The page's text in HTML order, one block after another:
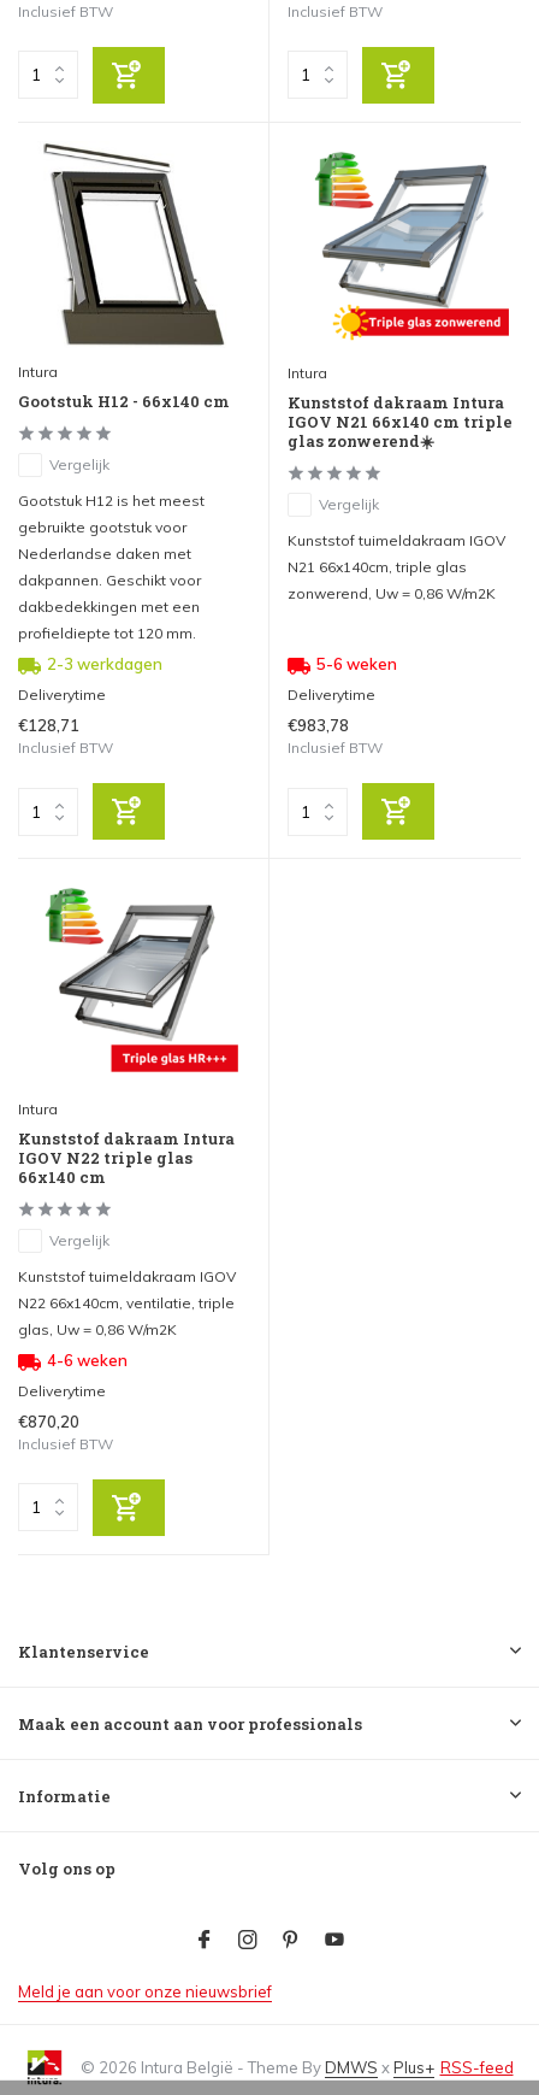
Inclusief BTW Inclusief BTW
Intura
Gootstuk H12 - 66x140 cm
Vergelijk
Gootstuk H12 is het meest
gebruikte gootstuk voor
Nederlandse daken met
dakpannen. Geschikt voor
dakbedekkingen met een
profieldiepte tot 120 mm.
2-3 werkdagen
Deliverytime
€128,71
Inclusief BTW
Intura
Kunststof dakraam Intura
IGOV N21 66x140 cm triple
glas zonwerend☀️
Vergelijk
Kunststof tuimeldakraam IGOV
N21 66x140cm, triple glas
zonwerend, Uw = 0,86 W/m2K
5-6 weken
Deliverytime
€983,78
Inclusief BTW
Intura
Kunststof dakraam Intura
IGOV N22 triple glas
66x140 cm
Vergelijk
Kunststof tuimeldakraam IGOV
N22 66x140cm, ventilatie, triple
glas, Uw = 0,86 W/m2K
4-6 weken
Deliverytime
€870,20
Inclusief BTW
Klantenservice
Maak een account aan voor professionals
Informatie
Volg ons op
Meld je aan voor onze nieuwsbrief
© 2026 Intura België - Theme ByDMWS xPlus+ RSS-feed